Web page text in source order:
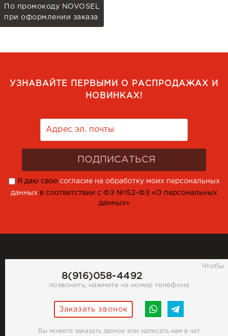
По промокоду NOVOSEL
при оформлении заказа
УЗНАВАЙТЕ ПЕРВЫМИ О РАСПРОДАЖАХ И
НОВИНКАХ!
Я даю свое согласие на обработку моих персональных
данных в соответствии с ФЗ №152-ФЗ «О персональных
данных»
8(916)058-4492
Чтобы
позвонить, нажмите на номер телефона
Заказать звонок
Вы можете заказать звонок или написать нам в чат